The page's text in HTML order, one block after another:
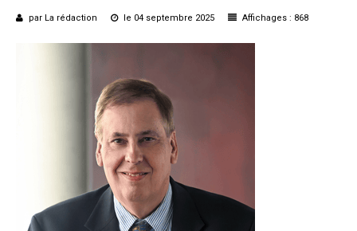
par La rédaction le 04 septembre 2025 Affichages : 868